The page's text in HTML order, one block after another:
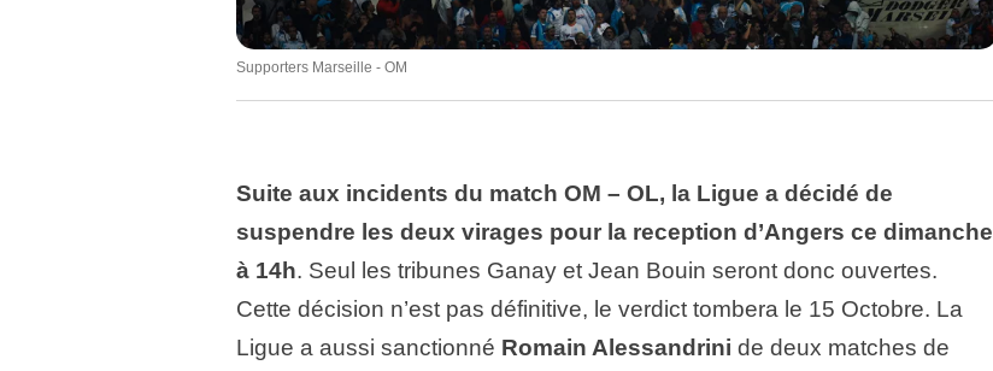
Supporters Marseille - OM
Suite aux incidents du match OM – OL, la Ligue a décidé de
suspendre les deux virages pour la reception d’Angers ce dimanche
à 14h. Seul les tribunes Ganay et Jean Bouin seront donc ouvertes.
Cette décision n’est pas définitive, le verdict tombera le 15 Octobre. La
Ligue a aussi sanctionné Romain Alessandrini de deux matches de